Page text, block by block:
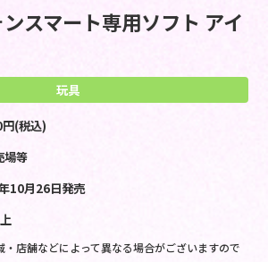
スマート専用ソフト アイ
玩具
円(税込)
場等
10月26日発売
店舗などによって異なる場合がございますので